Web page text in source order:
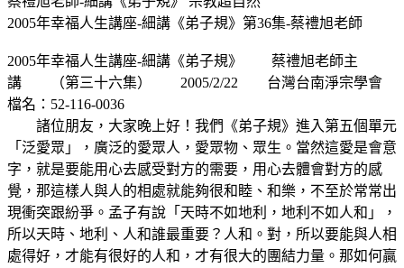
2005年幸福人生講座-細講《弟子規》第36集-蔡禮旭老師
2005年幸福人生講座-細講《弟子規》 蔡禮旭老師主
講 （第三十六集） 2005/2/22 台灣台南淨宗學會
檔名：52-116-0036
諸位朋友，大家晚上好！我們《弟子規》進入第五個單元
「泛愛眾」，廣泛的愛眾人，愛眾物、眾生。當然這愛是會意
字，就是要能用心去感受對方的需要，用心去體會對方的感
覺，那這樣人與人的相處就能夠很和睦、和樂，不至於常常出
現衝突跟紛爭。孟子有說「天時不如地利，地利不如人和」，
所以天時、地利、人和誰最重要？人和。對，所以要能與人相
處得好，才能有很好的人和，才有很大的團結力量。那如何贏